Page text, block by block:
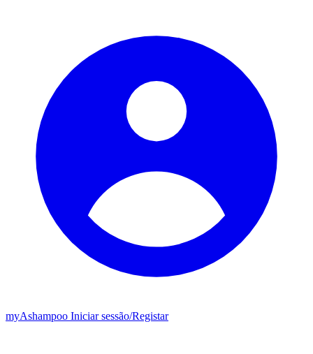
myAshampoo Iniciar sessão/Registar